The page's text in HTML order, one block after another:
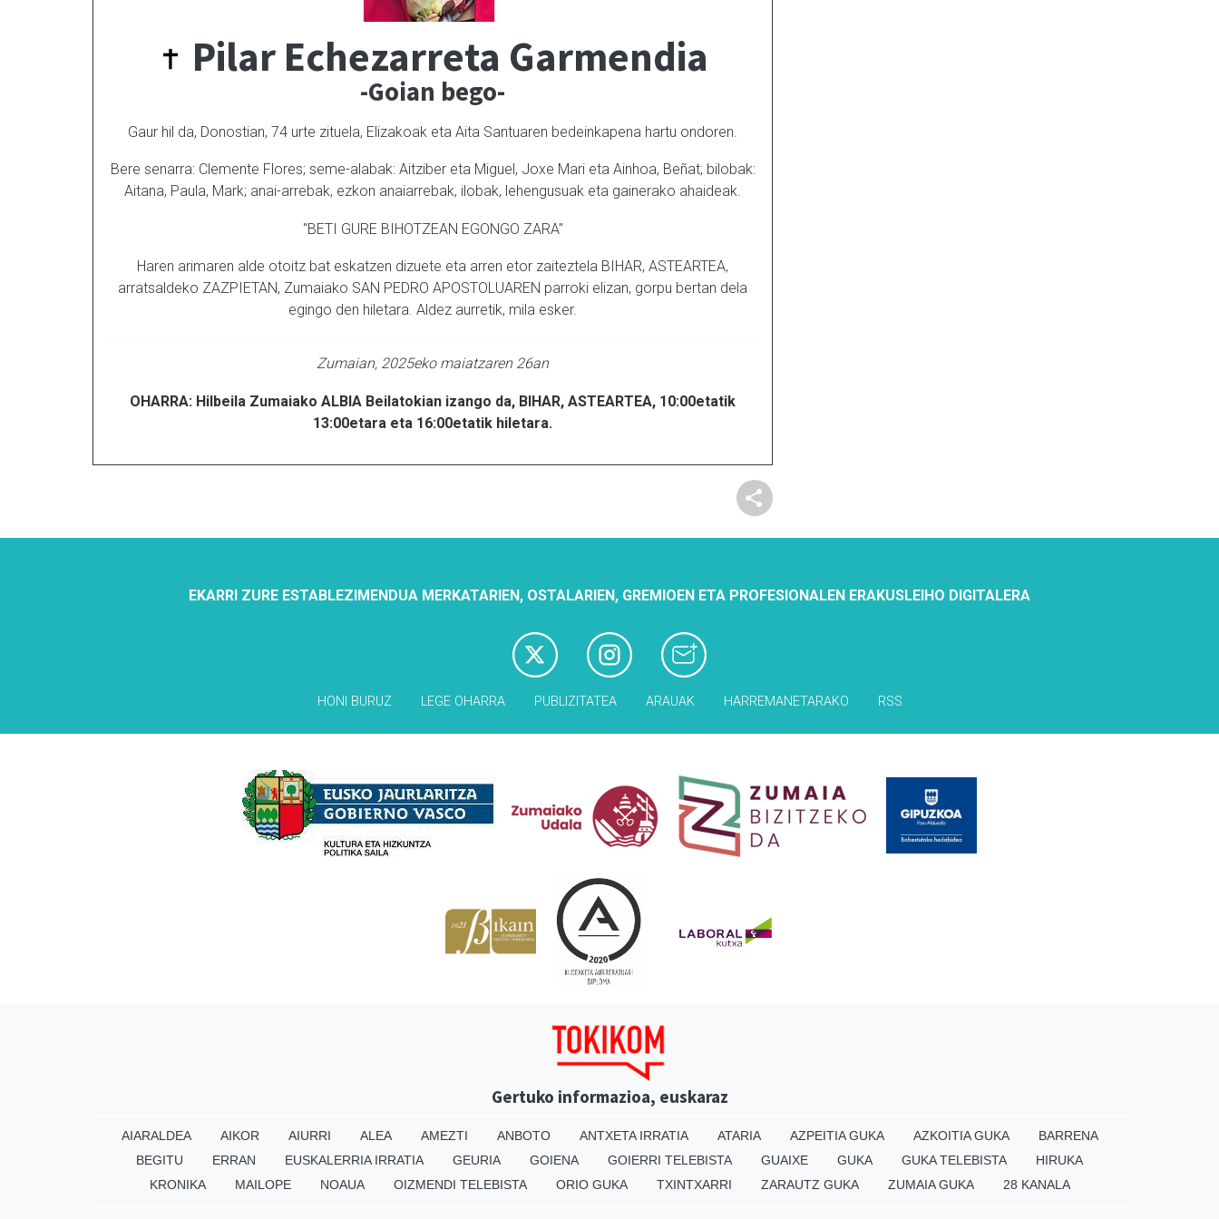
Pilar Echezarreta Garmendia
-Goian bego-
Gaur hil da, Donostian, 74 urte zituela, Elizakoak eta Aita Santuaren bedeinkapena hartu ondoren.
Bere senarra: Clemente Flores; seme-alabak: Aitziber eta Miguel, Joxe Mari eta Ainhoa, Beñat; bilobak:
Aitana, Paula, Mark; anai-arrebak, ezkon anaiarrebak, ilobak, lehengusuak eta gainerako ahaideak.
"BETI GURE BIHOTZEAN EGONGO ZARA"
Haren arimaren alde otoitz bat eskatzen dizuete eta arren etor zaiteztela BIHAR, ASTEARTEA,
arratsaldeko ZAZPIETAN, Zumaiako SAN PEDRO APOSTOLUAREN parroki elizan, gorpu bertan dela
egingo den hiletara. Aldez aurretik, mila esker.
Zumaian, 2025eko maiatzaren 26an
OHARRA: Hilbeila Zumaiako ALBIA Beilatokian izango da, BIHAR, ASTEARTEA, 10:00etatik
13:00etara eta 16:00etatik hiletara.
EKARRI ZURE ESTABLEZIMENDUA MERKATARIEN, OSTALARIEN, GREMIOEN ETA PROFESIONALEN ERAKUSLEIHO DIGITALERA
HONI BURUZ LEGE OHARRA PUBLIZITATEA ARAUAK HARREMANETARAKO RSS
Gertuko informazioa, euskaraz
AIARALDEA AIKOR AIURRI ALEA AMEZTI ANBOTO ANTXETA IRRATIA ATARIA AZPEITIA GUKA AZKOITIA GUKA
BARRENA
BEGITU
ERRAN EUSKALERRIA IRRATIA GEURIA GOIENA GOIERRI TELEBISTA GUAIXE GUKA GUKA TELEBISTA
HIRUKA
KRONIKA
MAILOPE NOAUA OIZMENDI TELEBISTA ORIO GUKA TXINTXARRI ZARAUTZ GUKA ZUMAIA GUKA 28 KANALA